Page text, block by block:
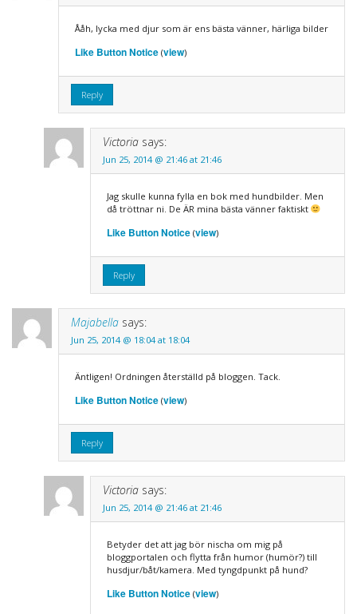
Ååh, lycka med djur som är ens bästa vänner, härliga bilder
Like Button Notice(view)
Reply
Victoria says:
Jun 25, 2014 @ 21:46 at 21:46
Jag skulle kunna fylla en bok med hundbilder. Men
då tröttnar ni. De ÄR mina bästa vänner faktiskt
Like Button Notice(view)
Reply
Majabella says:
Jun 25, 2014 @ 18:04 at 18:04
Äntligen! Ordningen återställd på bloggen. Tack.
Like Button Notice(view)
Reply
Victoria says:
Jun 25, 2014 @ 21:46 at 21:46
Betyder det att jag bör nischa om mig på
bloggportalen och flytta från humor (humör?) till
husdjur/båt/kamera. Med tyngdpunkt på hund?
Like Button Notice(view)